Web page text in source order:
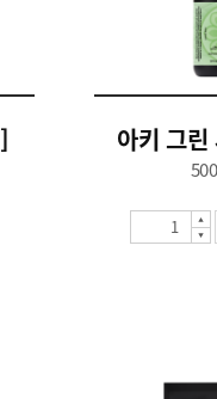
아키 그